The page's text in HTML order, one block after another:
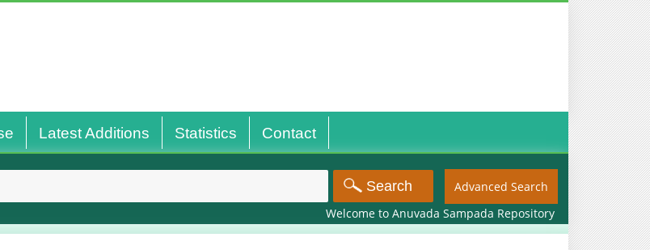
Latest Additions Statistics Contact
Advanced Search
Welcome to Anuvada Sampada Repository